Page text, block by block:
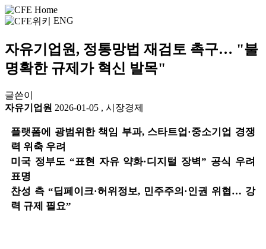
ENG
자유기업원, 정통망법 재검토 촉구… "불
명확한 규제가 혁신 발목"
글쓴이
자유기업원 2026-01-05 , 시장경제
플랫폼에 광범위한 책임 부과, 스타트업·중소기업 경쟁
력 위축 우려
미국 정부도 “표현 자유 약화·디지털 장벽” 공식 우려
표명
찬성 측 “딥페이크·허위정보, 민주주의·인권 위협… 강
력 규제 필요”